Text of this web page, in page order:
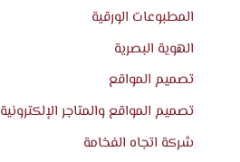
المطبوعات الورقية
الهوية البصرية
تصميم المواقع
تصميم المواقع والمتاجر الإلكترونية
شركة اتجاه الفخامة